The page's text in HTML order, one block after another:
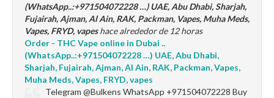
(WhatsApp..:+971504072228 …) UAE, Abu Dhabi, Sharjah,
Fujairah, Ajman, Al Ain, RAK, Packman, Vapes, Muha Meds,
Vapes, FRYD, vapeshace alrededor de 12 horas
Order - THC Vape online in Dubai ..
(WhatsApp..:+971504072228 …) UAE, Abu Dhabi,
Sharjah, Fujairah, Ajman, Al Ain, RAK, Packman, Vapes,
Muha Meds, Vapes, FRYD, vapes
Telegram @Bulkens WhatsApp +971504072228 Buy